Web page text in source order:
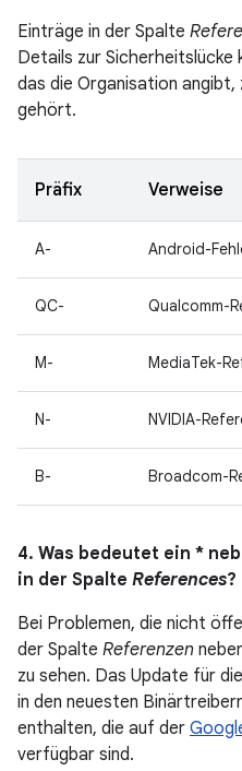
Einträge in der Spalte
Details zur Sicherheitslücke
das die Organisation
gehört.
Präfix Verweise
A- Android-
QC- Qualcomm-
M- MediaTek-
N- NVIDIA-
B- Broadcom-
4. Was bedeutet ein *
in der Spalte References?
Bei Problemen, die nicht
der Spalte Referenzen
zu sehen. Das Update für
in den neuesten
enthalten, die auf der
verfügbar sind.